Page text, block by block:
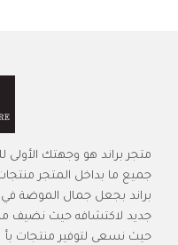
متجر براند هو وجهتك
جميع ما بداخل المتجر
براند بجعل جمال الموضة
جديد لاكتشافه حيث نضيف
حيث نسعى لتوفير منتجات بأ